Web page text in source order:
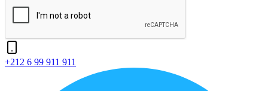
+212 6 99 911 911